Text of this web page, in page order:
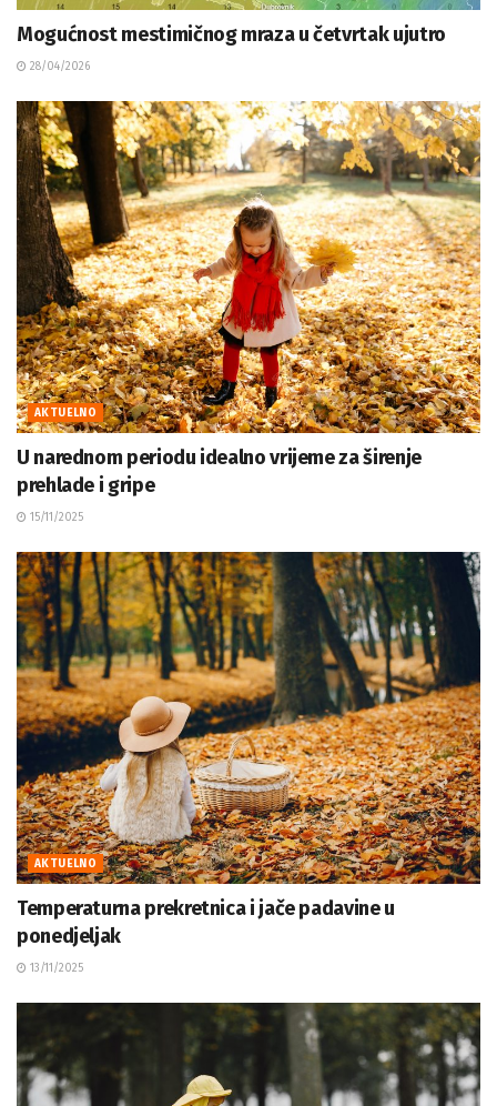
Mogućnost mestimičnog mraza u četvrtak ujutro
28/04/2026
AKTUELNO
U narednom periodu idealno vrijeme za širenje
prehlade i gripe
15/11/2025
AKTUELNO
Temperaturna prekretnica i jače padavine u
ponedjeljak
13/11/2025